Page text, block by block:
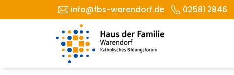
info@fbs-warendorf.de 02581 2846